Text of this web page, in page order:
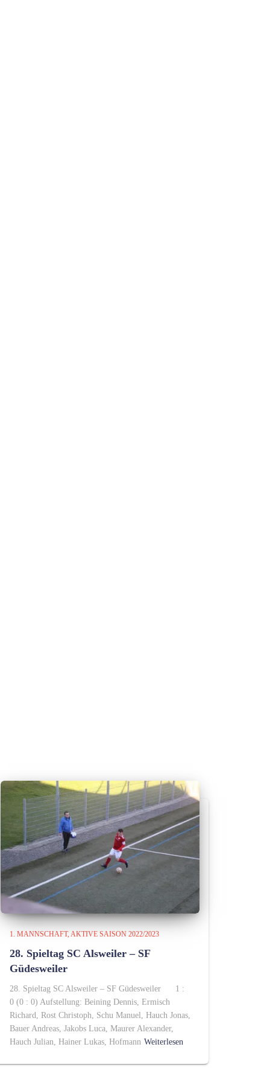
1. MANNSCHAFT AKTIVE SAISON 2022/2023
28. Spieltag SC Alsweiler – SF
Güdesweiler
28. Spieltag SC Alsweiler – SF Güdesweiler 1 :
0 (0 : 0) Aufstellung: Beining Dennis, Ermisch
Richard, Rost Christoph, Schu Manuel, Hauch Jonas,
Bauer Andreas, Jakobs Luca, Maurer Alexander,
Hauch Julian, Hainer Lukas, Hofmann Weiterlesen